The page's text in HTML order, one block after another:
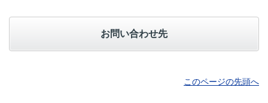
お問い合わせ先
このページの先頭へ